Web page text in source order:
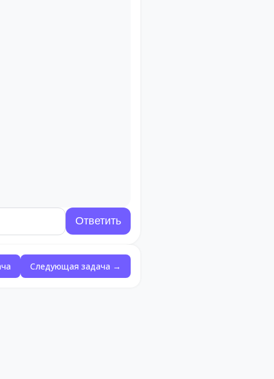
Следующая задача →